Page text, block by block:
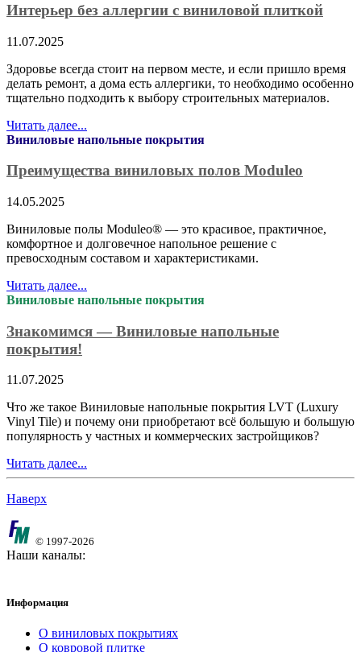
Интерьер без аллергии с виниловой плиткой
11.07.2025
Здоровье всегда стоит на первом месте, и если пришло время
делать ремонт, а дома есть аллергики, то необходимо особенно
тщательно подходить к выбору строительных материалов.
Читать далее...
Виниловые напольные покрытия
Преимущества виниловых полов Moduleo
14.05.2025
Виниловые полы Moduleo® — это красивое, практичное,
комфортное и долговечное напольное решение с
превосходным составом и характеристиками.
Читать далее...
Виниловые напольные покрытия
Знакомимся — Виниловые напольные
покрытия!
11.07.2025
Что же такое Виниловые напольные покрытия LVT (Luxury
Vinyl Tile) и почему они приобретают всё большую и большую
популярность у частных и коммерческих застройщиков?
Читать далее...
Наверх
© 1997-2026
Наши каналы:
Информация
О виниловых покрытиях
О ковровой плитке